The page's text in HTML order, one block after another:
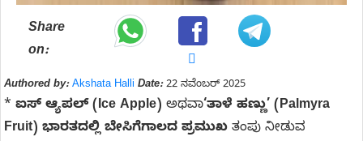
Share
on:
Authored by: Akshata Halli Date:22 ನವೆಂಬರ್ 2025
* ಐಸ್ ಆ್ಯಪಲ್ (Ice Apple) ಅಥವಾ‘ತಾಳೆ ಹಣ್ಣು’ (Palmyra
Fruit) ಭಾರತದಲ್ಲಿ ಬೇಸಿಗೆಗಾಲದ ಪ್ರಮುಖ ತಂಪು ನೀಡುವ